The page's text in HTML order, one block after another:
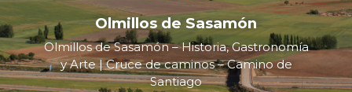
Olmillos de Sasamón
Olmillos de Sasamón – Historia, Gastronomía
y Arte | Cruce de caminos – Camino de
Santiago